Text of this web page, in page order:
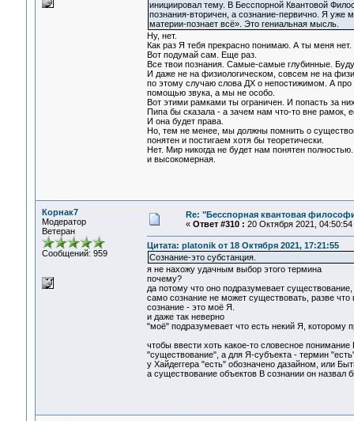
инициировал тему. В Бесспорной Квантовой
познания-вторичен, а сознание-первично. Я уже
материи-познает всё». Это гениальная мысль.
Ну, нет.
Как раз Я тебя прекрасно понимаю. А ты меня нет.
Вот подумай сам. Еще раз.
Все твои познания. Самые-самые глубинные.
И даже не на физиологическом, совсем не на
по этому случаю слова ДХ о непостижимом. А
помощью звука, а мы не особо.
Вот этими рамками ты ограничен. И попасть за
Пипа бы сказала - а зачем нам что-то вне рамок,
И она будет права.
Но, тем не менее, мы должны помнить о
понятен и постигаем хотя бы теоретически.
Нет. Мир никогда не будет нам понятен
и высокомерная.
Корнак7
Модератор
Ветеран
Сообщений: 959
Re: "Бесспорная квантовая
« Ответ #310 : 20 Октября 2021, 04:50:54
Цитата: platonik от 18 Октября 2021, 17:21:55
Сознание-это субстанция.
я не нахожу удачным выбор этого термина
почему?
да потому что оно подразумевает
само сознание не может существовать, разве что
сознание - это моё Я.
и даже так неверно
"моё" подразумевает что есть некий Я, которому
чтобы ввести хоть какое-то словесное
"существование", а для Я-субъекта - термин
у Хайдеггера "есть" обозначено дазайном, или
а существование объектов В сознании он назвал